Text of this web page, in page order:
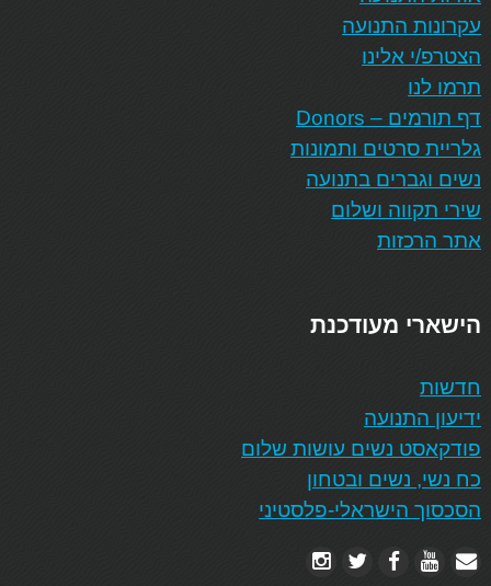
עקרונות התנועה
הצטרפ/י אלינו
תרמו לנו
דף תורמים – Donors
גלריית סרטים ותמונות
נשים וגברים בתנועה
שירי תקווה ושלום
אתר הרכזות
הישארי מעודכנת
חדשות
ידיעון התנועה
פודקאסט נשים עושות שלום
כח נשי, נשים ובטחון
הסכסוך הישראלי-פלסטיני